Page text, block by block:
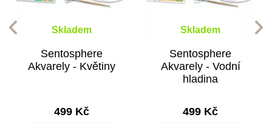
Skladem
Sentosphere
Akvarely - Květiny
499 Kč
Skladem
Sentosphere
Akvarely - Vodní
hladina
499 Kč